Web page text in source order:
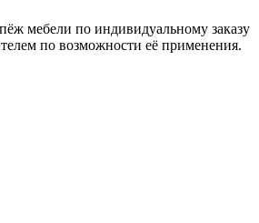
мебели по индивидуальному заказу
по возможности её применения.